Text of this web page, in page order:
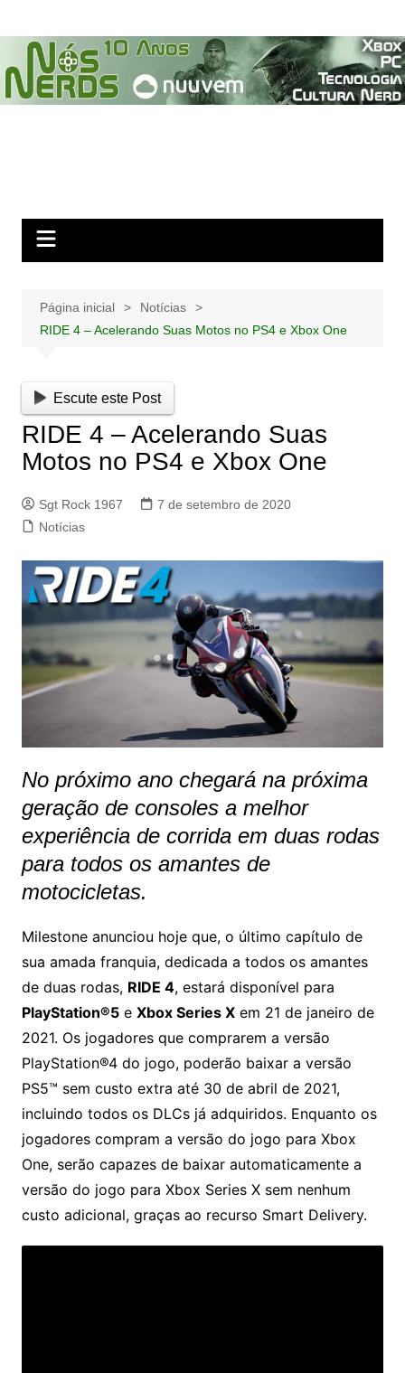
para
conteúdo
Página inicial
Notícias
RIDE 4 – Acelerando Suas Motos no PS4 e Xbox One
Escute este Post
RIDE 4 – Acelerando Suas
Motos no PS4 e Xbox One
Sgt Rock 1967
7 de setembro de 2020
Notícias
No próximo ano chegará na próxima
geração de consoles a melhor
experiência de corrida em duas rodas
para todos os amantes de
motocicletas.
Milestone anunciou hoje que, o último capítulo de
sua amada franquia, dedicada a todos os amantes
de duas rodas, RIDE 4, estará disponível para
PlayStation®5e Xbox Series Xem 21 de janeiro de
2021. Os jogadores que comprarem a versão
PlayStation®4 do jogo, poderão baixar a versão
PS5™ sem custo extra até 30 de abril de 2021,
incluindo todos os DLCs já adquiridos. Enquanto os
jogadores compram a versão do jogo para Xbox
One, serão capazes de baixar automaticamente a
versão do jogo para Xbox Series X sem nenhum
custo adicional, graças ao recurso Smart Delivery.